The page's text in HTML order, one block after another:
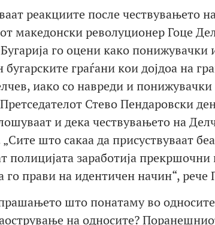
реакциите после чествувањето
македонски револуционер Гоце
го оцени како
бугарските граѓани кои дојдоа на
иако со навреди и
Стево Пендаровски
и дека чествувањето на
што сакаа да присуствуваат
полицијата заработија
го прави на идентичен начин“, рече
што понатаму во
на односите?